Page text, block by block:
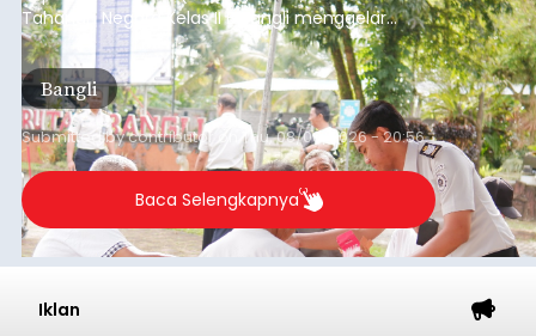
Tahanan Negara Kelas II B Bangli menggelar
kegiatan pemeriksaan kesehatan gratis, Rabu
(6/8/2026).
Bangli
Submitted bycontributor Thu, 08/06/2026 - 20:56
Baca Selengkapnya
Iklan